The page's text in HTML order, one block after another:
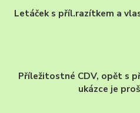
Letáček s příl.razítkem a
Příležitostné CDV, opět s
ukázce je